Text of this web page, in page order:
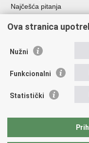
Najčešća pitanja
Važne poveznice
EMN Nacionalna
Policijska akademija
Zaklada policijske
Udruge
Ova stranica
Nužni
Funkcionalni
Statistički